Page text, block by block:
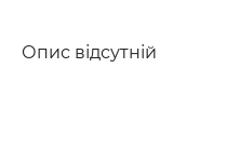
Опис відсутній